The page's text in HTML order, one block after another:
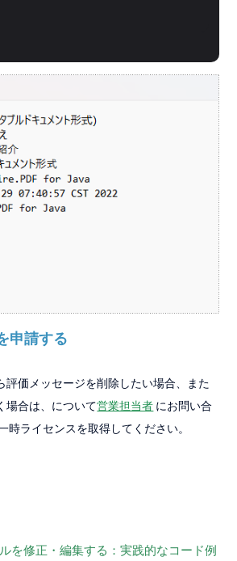
申請する
評価メッセージを削除したい場合、また
場合は、について営業担当者 にお問い合
時ライセンスを取得してください。
を修正・編集する：実践的なコード例